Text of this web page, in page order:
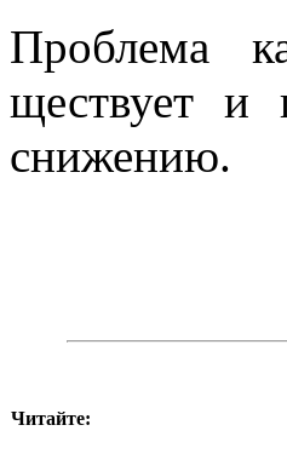
Проблема
ществует и
снижению.
Читайте: